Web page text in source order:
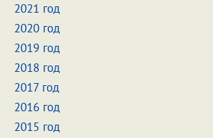
2021 год
2020 год
2019 год
2018 год
2017 год
2016 год
2015 год